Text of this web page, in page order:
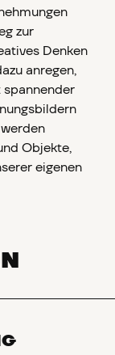
zur
Denken
anregen,
spannender
Objekte,
eigenen